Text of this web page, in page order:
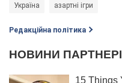
Україна азартні ігри
Редакційна політика